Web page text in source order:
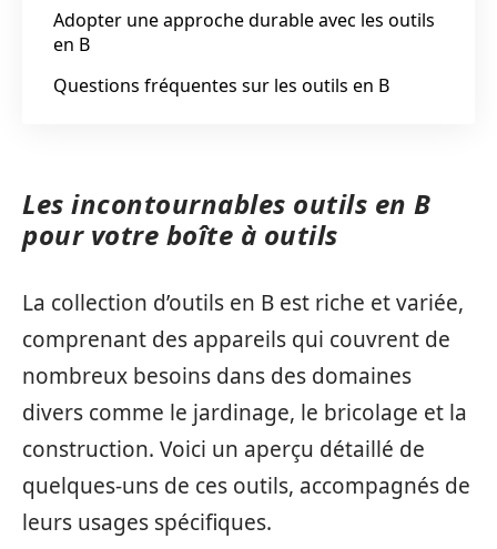
Adopter une approche durable avec les outils
en B
Questions fréquentes sur les outils en B
Les incontournables outils en B
pour votre boîte à outils
La collection d’outils en B est riche et variée,
comprenant des appareils qui couvrent de
nombreux besoins dans des domaines
divers comme le jardinage, le bricolage et la
construction. Voici un aperçu détaillé de
quelques-uns de ces outils, accompagnés de
leurs usages spécifiques.